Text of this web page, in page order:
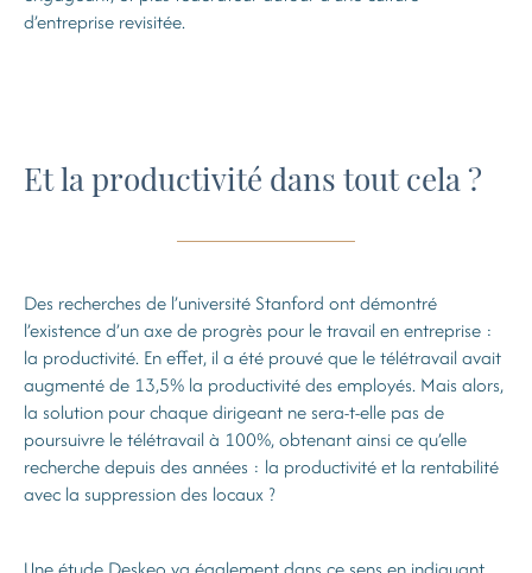
d’entreprise revisitée.
Et la productivité dans tout cela ?
Des recherches de l’université Stanford ont démontré
l’existence d’un axe de progrès pour le travail en entreprise :
la productivité. En effet, il a été prouvé que le télétravail avait
augmenté de 13,5% la productivité des employés. Mais alors,
la solution pour chaque dirigeant ne sera-t-elle pas de
poursuivre le télétravail à 100%, obtenant ainsi ce qu’elle
recherche depuis des années : la productivité et la rentabilité
avec la suppression des locaux ?